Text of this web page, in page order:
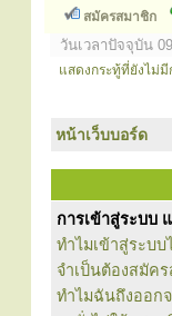
สมัครสมาชิก
วันเวลาปัจจุบัน
แสดงกระทู้ที่ยังไม่มี
หน้าเว็บบอร์ด
การเข้าสู่ระบบ
ทำไมเข้าสู่ระบบ
จำเป็นต้องสมัค
ทำไมฉันถึงออก